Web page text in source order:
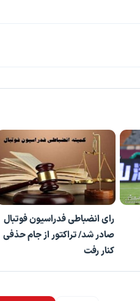
رای انضباطی فدراسیون فوتبال
صادر شد/ تراکتور از جام حذفی
کنار رفت